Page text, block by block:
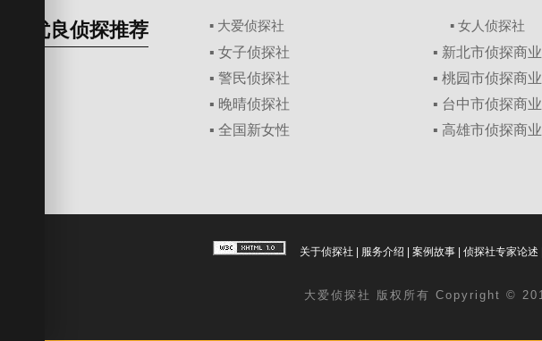
优良侦探推荐 ▪ 大爱侦探社 ▪ 女人侦探社
▪ 女子侦探社
▪ 警民侦探社
▪ 晚晴侦探社
▪ 全国新女性
▪ 新北市侦探商
▪ 桃园市侦探商
▪ 台中市侦探商
▪ 高雄市侦探商
关于侦探社 | 服务介绍 | 案例故事 | 侦探社专家论述
大爱侦探社 版权所有 Copyright ©